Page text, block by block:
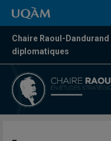
Chaire Raoul-
diplomatiques